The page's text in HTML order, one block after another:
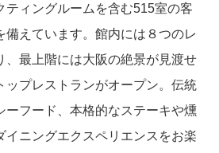
ティングルームを含む515室の客
備えています。館内には８つのレ
、最上階には大阪の絶景が見渡せ
ップレストランがオープン。伝統
ーフード、本格的なステーキや燻
イニングエクスペリエンスをお楽